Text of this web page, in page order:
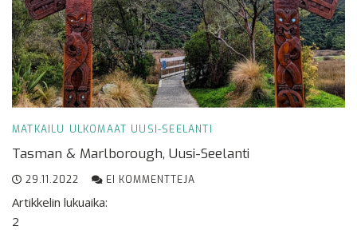
MATKAILU ULKOMAAT UUSI-SEELANTI
Tasman & Marlborough, Uusi-Seelanti
29.11.2022 EI KOMMENTTEJA
Artikkelin lukuaika:
2